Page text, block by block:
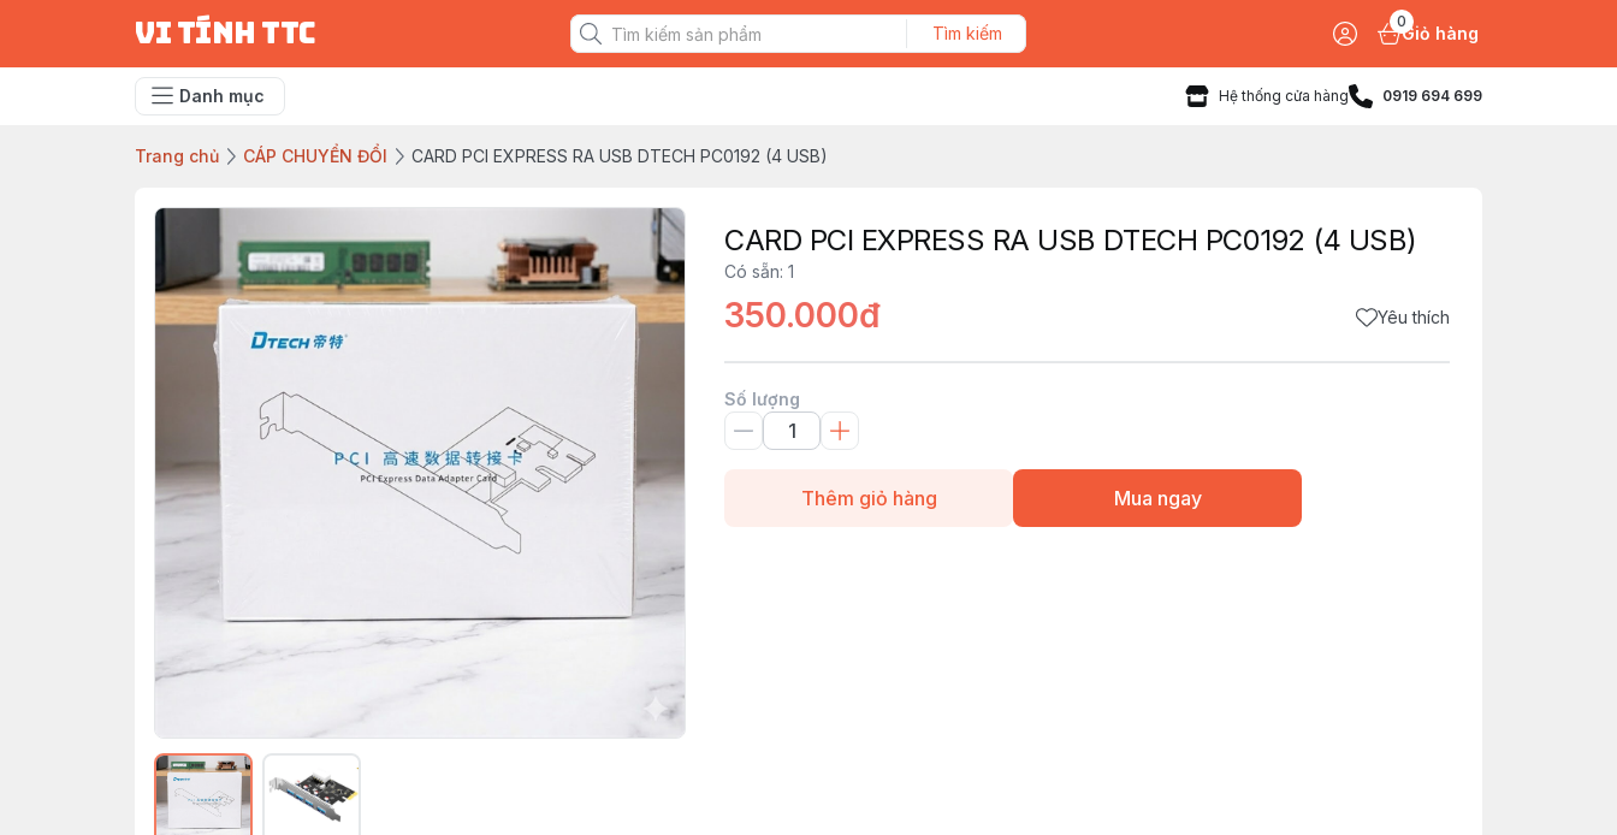
vi tính ttc Tìm kiếm
0
Giỏ hàng
Danh mục Hệ thống cửa hàng 0919 694 699
Trang chủ CÁP CHUYỂN ĐỔI CARD PCI EXPRESS RA USB DTECH PC0192 (4 USB)
CARD PCI EXPRESS RA USB DTECH PC0192 (4 USB)
Có sẵn: 1
350.000đ Yêu thích
Số lượng
Thêm giỏ hàng Mua ngay